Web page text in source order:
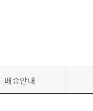
배송안내